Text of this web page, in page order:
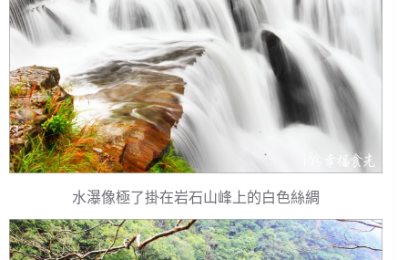
水瀑像極了掛在岩石山峰上的白色絲綢